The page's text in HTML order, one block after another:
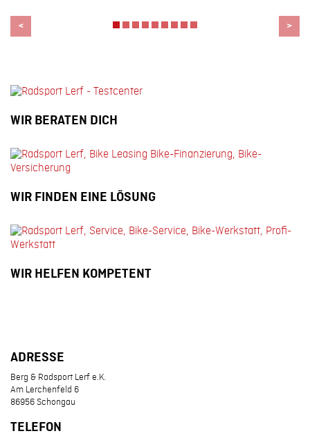
< >
WIR BERATEN DICH
WIR FINDEN EINE LÖSUNG
WIR HELFEN KOMPETENT
ADRESSE
Berg & Radsport Lerf e.K.
Am Lerchenfeld 6
86956 Schongau
TELEFON